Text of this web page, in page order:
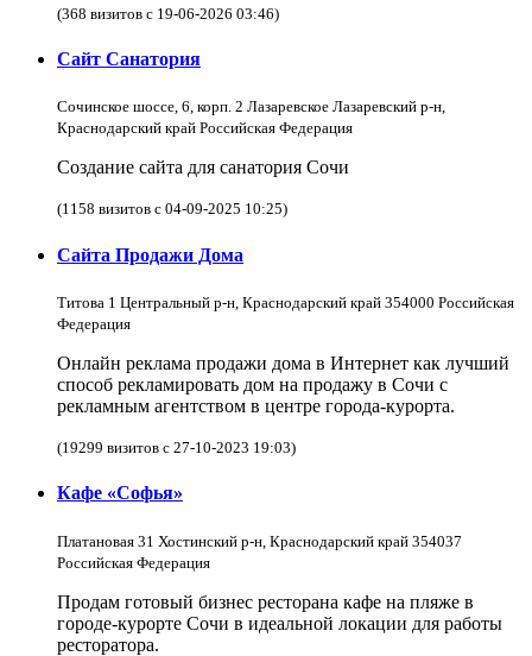
(368 визитов с 19-06-2026 03:46)
Сайт Санатория
Сочинское шоссе, 6, корп. 2 Лазаревское Лазаревский р-н,
Краснодарский край Российская Федерация
Создание сайта для санатория Сочи
(1158 визитов с 04-09-2025 10:25)
Сайта Продажи Дома
Титова 1 Центральный р-н, Краснодарский край 354000 Российская
Федерация
Онлайн реклама продажи дома в Интернет как лучший
способ рекламировать дом на продажу в Сочи с
рекламным агентством в центре города-курорта.
(19299 визитов с 27-10-2023 19:03)
Кафе «Софья»
Платановая 31 Хостинский р-н, Краснодарский край 354037
Российская Федерация
Продам готовый бизнес ресторана кафе на пляже в
городе-курорте Сочи в идеальной локации для работы
ресторатора.